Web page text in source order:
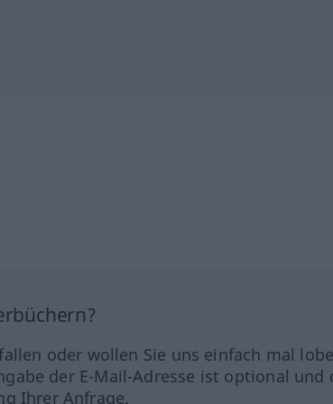
oder wollen Sie uns einfach mal
der E-Mail-Adresse ist optional und
Ihrer Anfrage.